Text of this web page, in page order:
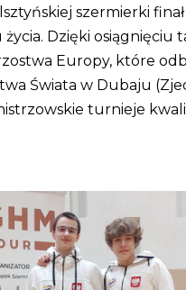
szermierki
Dzięki osiągnięciu
Europy, które
Świata w Dubaju
turnieje